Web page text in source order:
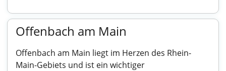
Offenbach am Main
Offenbach am Main liegt im Herzen des Rhein-
Main-Gebiets und ist ein wichtiger